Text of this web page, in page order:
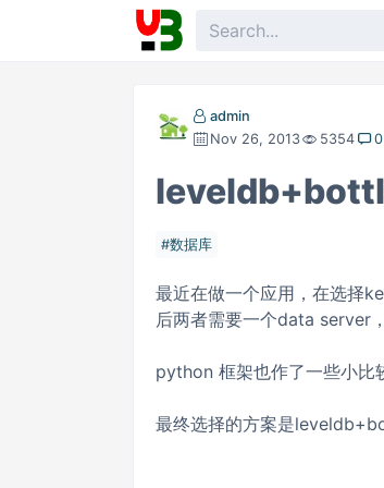
admin
Nov 26, 2013
5354 0
数据库
最近在做一个应用，在选择
后两者需要一个data server
python 框架也作了一些小比
最终选择的方案是